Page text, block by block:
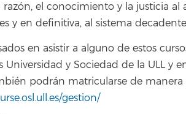
el conocimiento y la justicia al
y en definitiva, al sistema
en asistir a alguno de estos
Universidad y Sociedad de la ULL y
podrán matricularse de
gestion/